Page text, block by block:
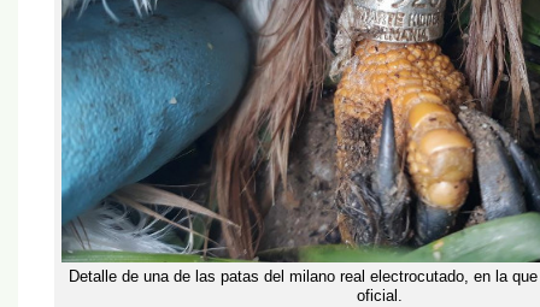
Detalle de una de las patas del milano real electrocutado, en la
oficial.